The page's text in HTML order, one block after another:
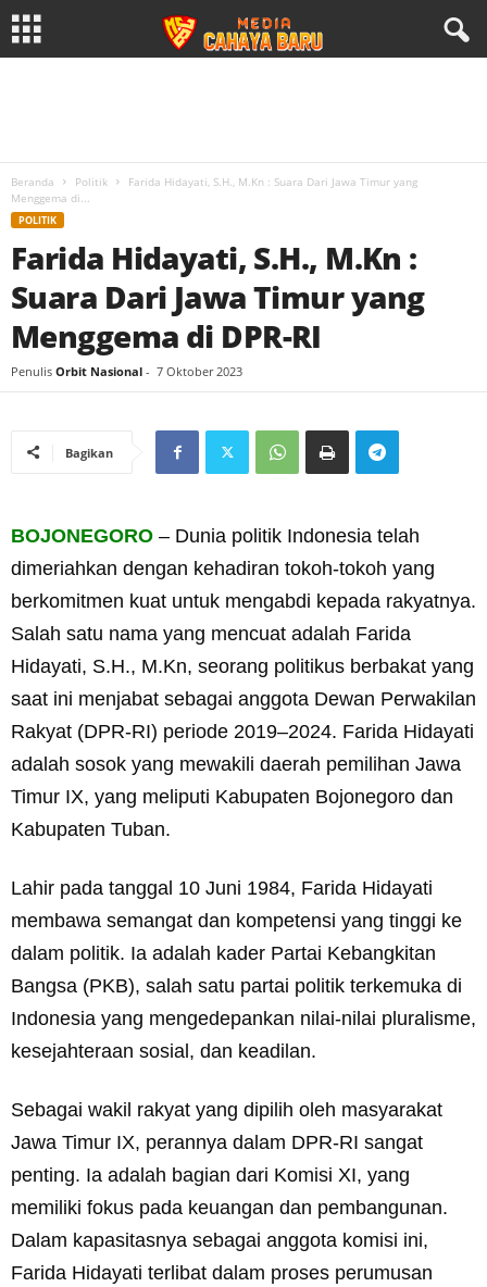
Beranda Politik
Farida Hidayati, S.H., M.Kn : Suara Dari Jawa Timur yang
Menggema di...
POLITIK
Farida Hidayati, S.H., M.Kn :
Suara Dari Jawa Timur yang
Menggema di DPR-RI
Penulis Orbit Nasional - 7 Oktober 2023
Bagikan
BOJONEGORO – Dunia politik Indonesia telah
dimeriahkan dengan kehadiran tokoh-tokoh yang
berkomitmen kuat untuk mengabdi kepada rakyatnya.
Salah satu nama yang mencuat adalah Farida
Hidayati, S.H., M.Kn, seorang politikus berbakat yang
saat ini menjabat sebagai anggota Dewan Perwakilan
Rakyat (DPR-RI) periode 2019–2024. Farida Hidayati
adalah sosok yang mewakili daerah pemilihan Jawa
Timur IX, yang meliputi Kabupaten Bojonegoro dan
Kabupaten Tuban.
Lahir pada tanggal 10 Juni 1984, Farida Hidayati
membawa semangat dan kompetensi yang tinggi ke
dalam politik. Ia adalah kader Partai Kebangkitan
Bangsa (PKB), salah satu partai politik terkemuka di
Indonesia yang mengedepankan nilai-nilai pluralisme,
kesejahteraan sosial, dan keadilan.
Sebagai wakil rakyat yang dipilih oleh masyarakat
Jawa Timur IX, perannya dalam DPR-RI sangat
penting. Ia adalah bagian dari Komisi XI, yang
memiliki fokus pada keuangan dan pembangunan.
Dalam kapasitasnya sebagai anggota komisi ini,
Farida Hidayati terlibat dalam proses perumusan